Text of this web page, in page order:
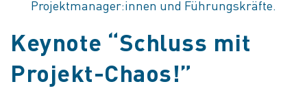
Projektmanager:innen und Führungskräfte.
Keynote “Schluss mit
Projekt-Chaos!”